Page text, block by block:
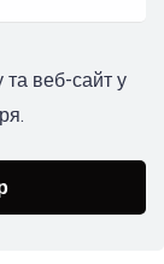
та веб-сайт у